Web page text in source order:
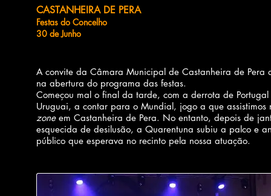
CASTANHEIRA DE PERA
Festas do Concelho
30 de Junho
A convite da Câmara Municipal de Castanheira de Pera
na abertura do programa das festas.
Começou mal o final da tarde, com a derrota de
Uruguai, a contar para o Mundial, jogo a que
zoneem Castanheira de Pera. No entanto, depois de
esquecida de desilusão, a Quarentuna subiu a palco e
público que esperava no recinto pela nossa atuação.